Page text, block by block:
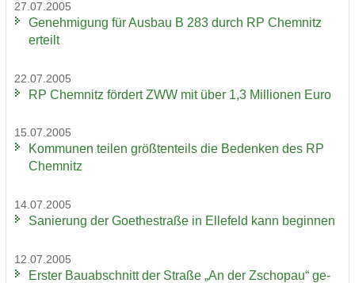
27.07.2005
Ge­neh­mi­gung für Aus­bau B 283 durch RP Chem­nitz
er­teilt
22.07.2005
RP Chem­nitz för­dert ZWW mit über 1,3 Mil­lio­nen Euro
15.07.2005
Kom­mu­nen tei­len größ­ten­teils die Be­den­ken des RP
Chem­nitz
14.07.2005
Sa­nie­rung der Goe­the­stra­ße in El­le­feld kann be­gin­nen
12.07.2005
Ers­ter Bau­ab­schnitt der Stra­ße „An der Zscho­pau“ ge­